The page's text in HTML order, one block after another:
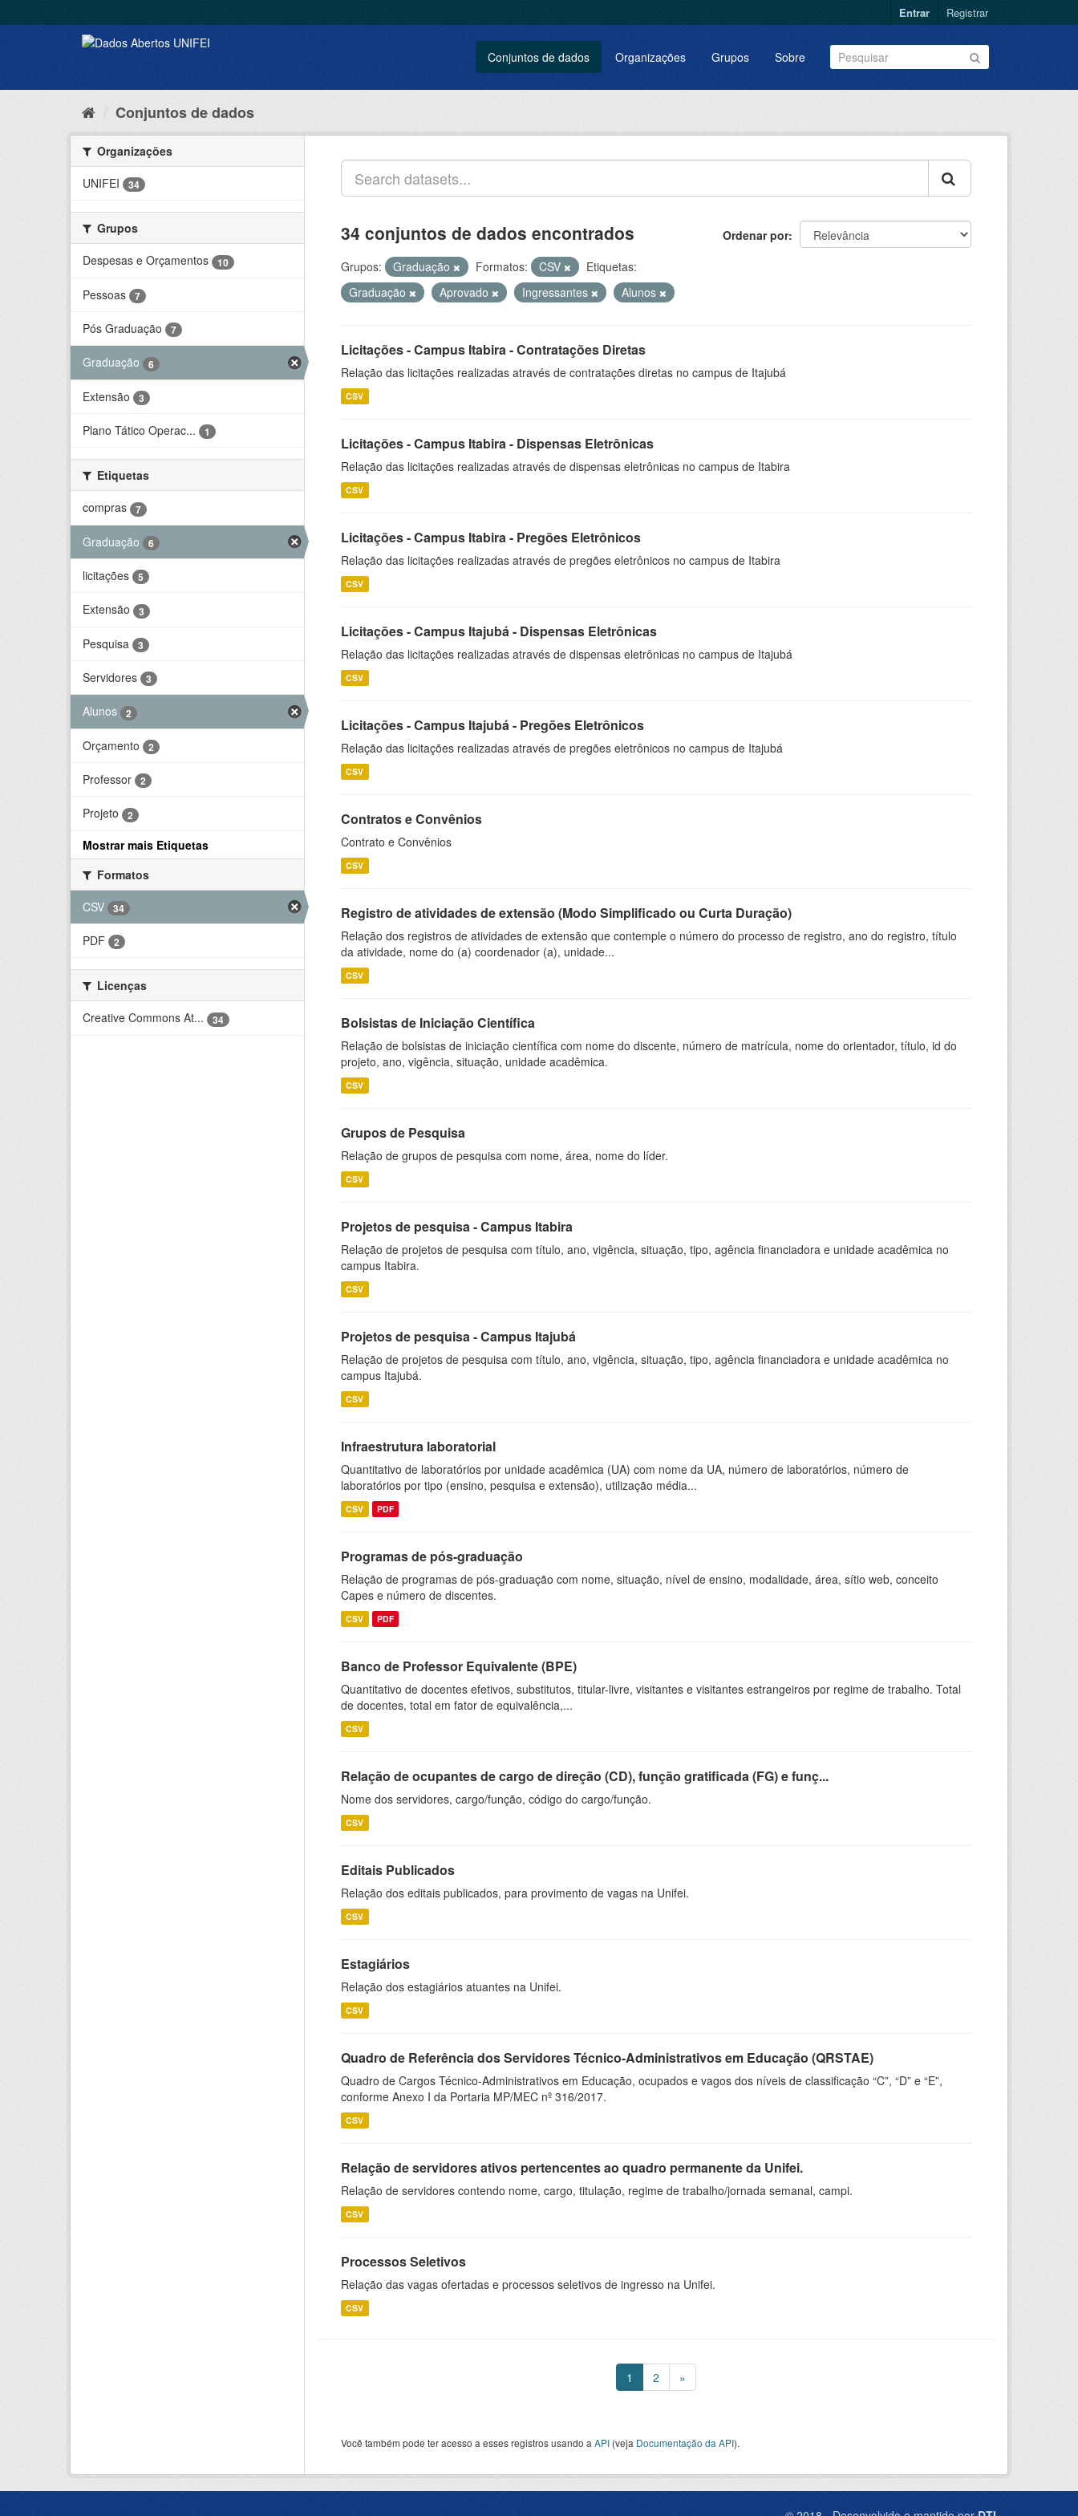
Entrar Registrar
Conjuntos de dados Organizações Grupos Sobre
Conjuntos de dados
Organizações
UNIFEI
34
Grupos
Despesas e Orçamentos
10
Pessoas 7
Pós Graduação 7
Graduação 6
Extensão 3
Plano Tático Operac... 1
Etiquetas
compras
7
Graduação 6
licitações 5
Extensão 3
Pesquisa 3
Servidores 3
Alunos 2
Orçamento 2
Professor 2
Projeto 2
Mostrar mais Etiquetas
Formatos
CSV
34
PDF 2
Licenças
Creative Commons At...
34
Ordenar por
34 conjuntos de dados encontrados
Grupos: Graduação Formatos: CSV
Etiquetas:
Graduação
Aprovado Ingressantes Alunos
Licitações - Campus Itabira - Contratações Diretas
Relação das licitações realizadas através de contratações diretas no campus de Itajubá
CSV
Licitações - Campus Itabira - Dispensas Eletrônicas
Relação das licitações realizadas através de dispensas eletrônicas no campus de Itabira
CSV
Licitações - Campus Itabira - Pregões Eletrônicos
Relação das licitações realizadas através de pregões eletrônicos no campus de Itabira
CSV
Licitações - Campus Itajubá - Dispensas Eletrônicas
Relação das licitações realizadas através de dispensas eletrônicas no campus de Itajubá
CSV
Licitações - Campus Itajubá - Pregões Eletrônicos
Relação das licitações realizadas através de pregões eletrônicos no campus de Itajubá
CSV
Contratos e Convênios
Contrato e Convênios
CSV
Registro de atividades de extensão (Modo Simplificado ou Curta Duração)
Relação dos registros de atividades de extensão que contemple o número do processo de registro, ano do registro, título
da atividade, nome do (a) coordenador (a), unidade...
CSV
Bolsistas de Iniciação Científica
Relação de bolsistas de iniciação científica com nome do discente, número de matrícula, nome do orientador, título, id do
projeto, ano, vigência, situação, unidade acadêmica.
CSV
Grupos de Pesquisa
Relação de grupos de pesquisa com nome, área, nome do líder.
CSV
Projetos de pesquisa - Campus Itabira
Relação de projetos de pesquisa com título, ano, vigência, situação, tipo, agência financiadora e unidade acadêmica no
campus Itabira.
CSV
Projetos de pesquisa - Campus Itajubá
Relação de projetos de pesquisa com título, ano, vigência, situação, tipo, agência financiadora e unidade acadêmica no
campus Itajubá.
CSV
Infraestrutura laboratorial
Quantitativo de laboratórios por unidade acadêmica (UA) com nome da UA, número de laboratórios, número de
laboratórios por tipo (ensino, pesquisa e extensão), utilização média...
CSV PDF
Programas de pós-graduação
Relação de programas de pós-graduação com nome, situação, nível de ensino, modalidade, área, sítio web, conceito
Capes e número de discentes.
CSV PDF
Banco de Professor Equivalente (BPE)
Quantitativo de docentes efetivos, substitutos, titular-livre, visitantes e visitantes estrangeiros por regime de trabalho. Total
de docentes, total em fator de equivalência,...
CSV
Relação de ocupantes de cargo de direção (CD), função gratificada (FG) e funç...
Nome dos servidores, cargo/função, código do cargo/função.
CSV
Editais Publicados
Relação dos editais publicados, para provimento de vagas na Unifei.
CSV
Estagiários
Relação dos estagiários atuantes na Unifei.
CSV
Quadro de Referência dos Servidores Técnico-Administrativos em Educação (QRSTAE)
Quadro de Cargos Técnico-Administrativos em Educação, ocupados e vagos dos níveis de classificação “C”, “D” e “E”,
conforme Anexo I da Portaria MP/MEC nº 316/2017.
CSV
Relação de servidores ativos pertencentes ao quadro permanente da Unifei.
Relação de servidores contendo nome, cargo, titulação, regime de trabalho/jornada semanal, campi.
CSV
Processos Seletivos
Relação das vagas ofertadas e processos seletivos de ingresso na Unifei.
CSV
1 2 »
Você também pode ter acesso a esses registros usando a API (veja Documentação da API).